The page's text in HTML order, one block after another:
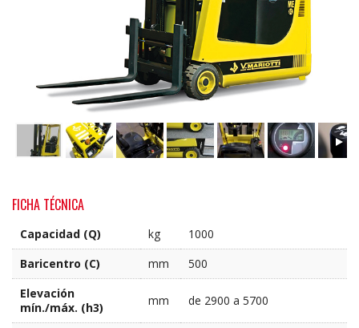
FICHA TÉCNICA
Capacidad (Q) kg
1000
Baricentro (C)
mm
500
Elevación
mín./máx. (h3)
mm de 2900 a 5700